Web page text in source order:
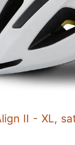
II - XL,